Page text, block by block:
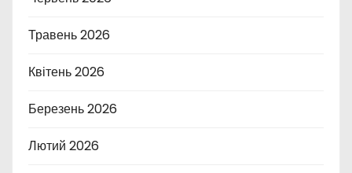
Травень 2026
Квітень 2026
Березень 2026
Лютий 2026